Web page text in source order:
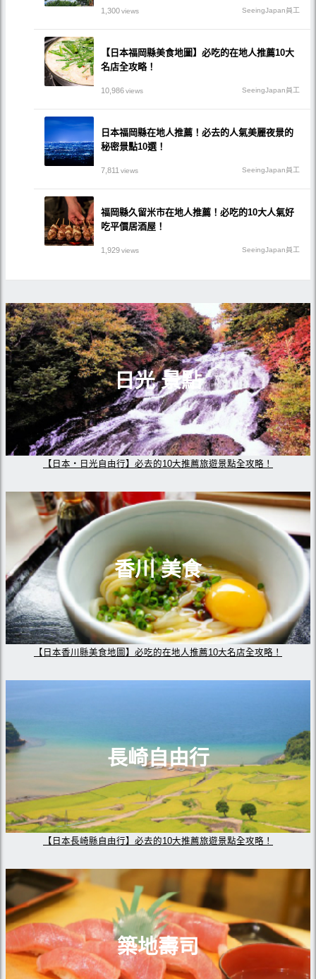
1,300views SeeingJapan員工
【日本福岡縣美食地圖】必吃的在地人推薦10大
名店全攻略！
10,986views SeeingJapan員工
日本福岡縣在地人推薦！必去的人氣美麗夜景的
秘密景點10選！
7,811views SeeingJapan員工
福岡縣久留米市在地人推薦！必吃的10大人氣好
吃平價居酒屋！
1,929views SeeingJapan員工
日光 景點
【日本・日光自由行】必去的10大推薦旅遊景點全攻略！
香川 美食
【日本香川縣美食地圖】必吃的在地人推薦10大名店全攻略！
長崎自由行
【日本長崎縣自由行】必去的10大推薦旅遊景點全攻略！
築地壽司